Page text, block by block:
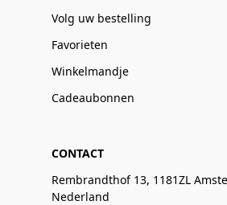
Volg uw bestelling
Favorieten
Winkelmandje
Cadeaubonnen
CONTACT
Rembrandthof 13, 1181ZL
Nederland